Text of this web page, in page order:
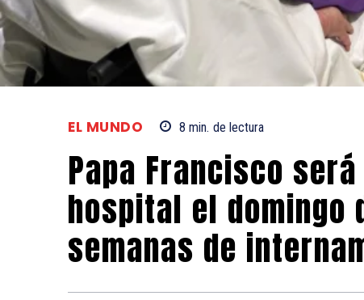
EL MUNDO 8 min. de lectura
Papa Francisco
hospital el domingo
semanas de